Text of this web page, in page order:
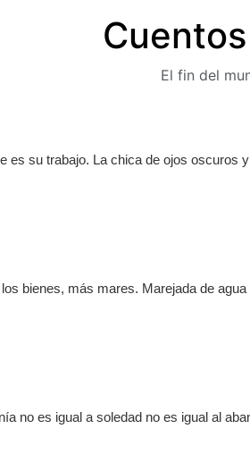
El fin del
es su trabajo. La chica de ojos oscuros
bienes, más mares. Marejada de
no es igual a soledad no es igual al